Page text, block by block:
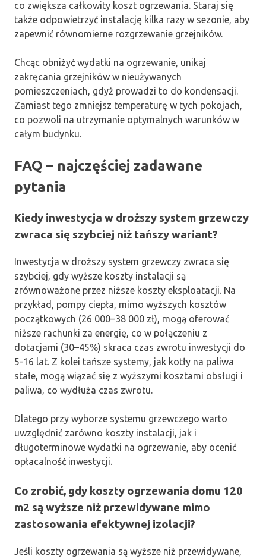
co zwiększa całkowity koszt ogrzewania. Staraj się
także odpowietrzyć instalację kilka razy w sezonie, aby
zapewnić równomierne rozgrzewanie grzejników.
Chcąc obniżyć wydatki na ogrzewanie, unikaj
zakręcania grzejników w nieużywanych
pomieszczeniach, gdyż prowadzi to do kondensacji.
Zamiast tego zmniejsz temperaturę w tych pokojach,
co pozwoli na utrzymanie optymalnych warunków w
całym budynku.
FAQ – najczęściej zadawane
pytania
Kiedy inwestycja w droższy system grzewczy
zwraca się szybciej niż tańszy wariant?
Inwestycja w droższy system grzewczy zwraca się
szybciej, gdy wyższe koszty instalacji są
zrównoważone przez niższe koszty eksploatacji. Na
przykład, pompy ciepła, mimo wyższych kosztów
początkowych (26 000–38 000 zł), mogą oferować
niższe rachunki za energię, co w połączeniu z
dotacjami (30–45%) skraca czas zwrotu inwestycji do
5-16 lat. Z kolei tańsze systemy, jak kotły na paliwa
stałe, mogą wiązać się z wyższymi kosztami obsługi i
paliwa, co wydłuża czas zwrotu.
Dlatego przy wyborze systemu grzewczego warto
uwzględnić zarówno koszty instalacji, jak i
długoterminowe wydatki na ogrzewanie, aby ocenić
opłacalność inwestycji.
Co zrobić, gdy koszty ogrzewania domu 120
m2 są wyższe niż przewidywane mimo
zastosowania efektywnej izolacji?
Jeśli koszty ogrzewania są wyższe niż przewidywane,